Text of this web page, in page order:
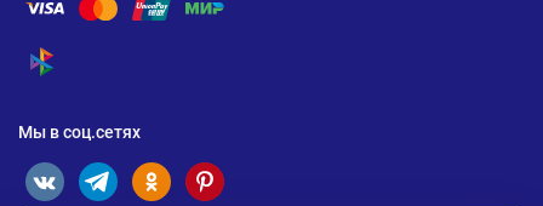
Помощь по оплате Visa
Помощь по оплате Mastercard
Помощь по оплате UnionPay
Помощь по оплате Мир
Помощь по оплате СБП
Мы в соц.сетях